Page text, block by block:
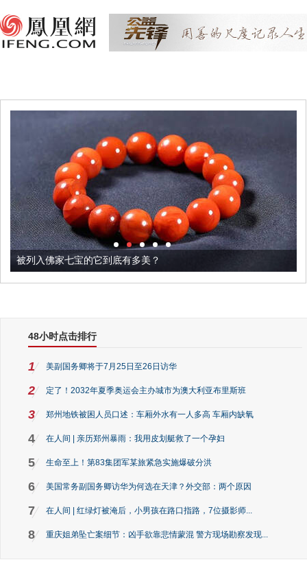
被列入佛家七宝的它到底有多美？
48小时点击排行
1 美副国务卿将于7月25日至26日访华
2 定了！2032年夏季奥运会主办城市为澳大利亚布里斯班
3 郑州地铁被困人员口述：车厢外水有一人多高 车厢内缺氧
4 在人间 | 亲历郑州暴雨：我用皮划艇救了一个孕妇
5 生命至上！第83集团军某旅紧急实施爆破分洪
6 美国常务副国务卿访华为何选在天津？外交部：两个原因
7 在人间 | 红绿灯被淹后，小男孩在路口指路，7位摄影师...
8 重庆姐弟坠亡案细节：凶手欲靠悲情蒙混 警方现场勘察发现...